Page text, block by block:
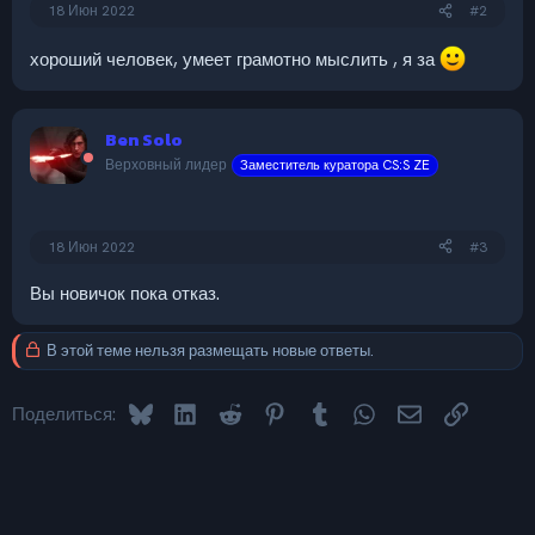
18 Июн 2022 #2
хороший человек, умеет грамотно мыслить , я за
Ben Solo
Верховный лидер Заместитель куратора CS:S ZE
18 Июн 2022 #3
Вы новичок пока отказ.
В этой теме нельзя размещать новые ответы.
Поделиться: Bluesky LinkedInReddit PinterestTumblr WhatsApp
Электронная
Ссылка